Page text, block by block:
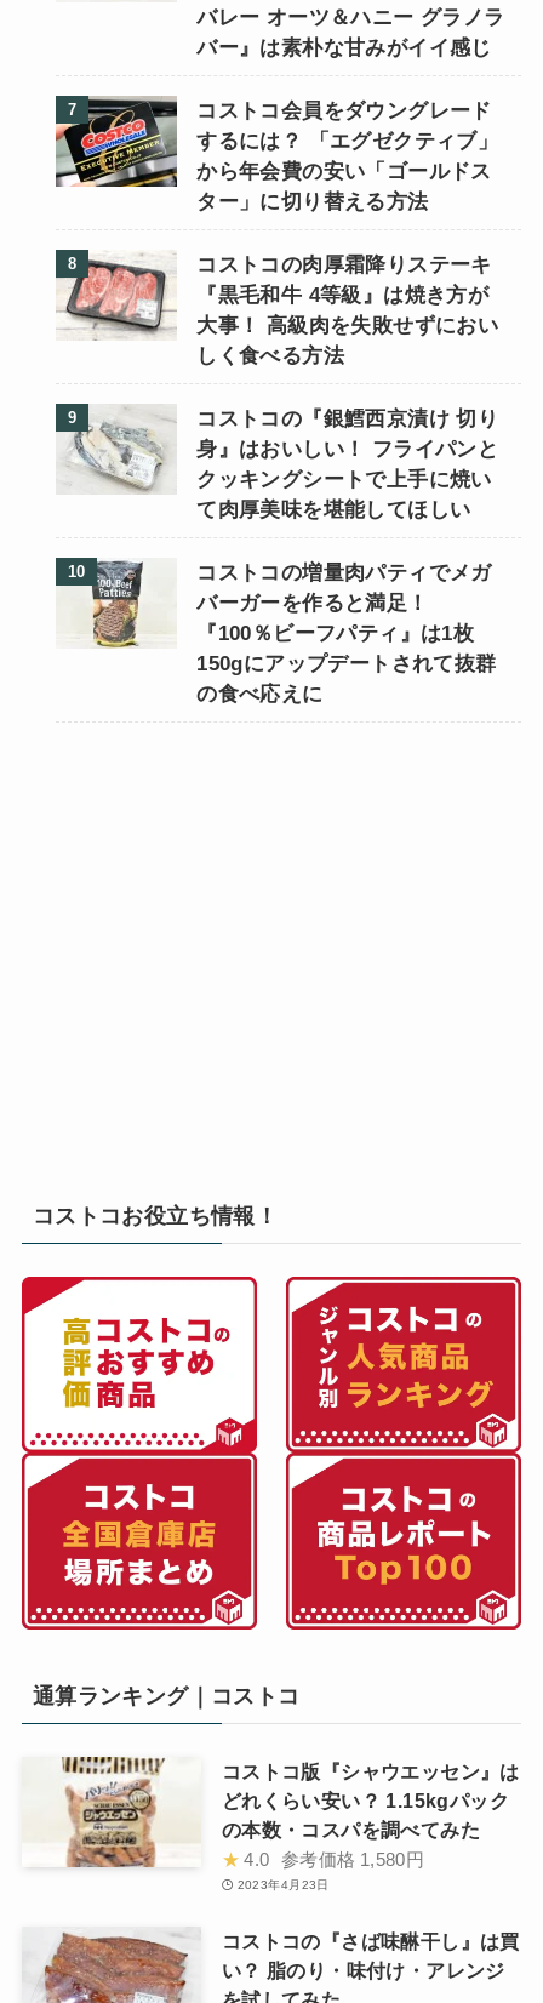
バレー オーツ＆ハニー グラノラ
バー』は素朴な甘みがイイ感じ
コストコ会員をダウングレード
するには？ 「エグゼクティブ」
から年会費の安い「ゴールドス
ター」に切り替える方法
コストコの肉厚霜降りステーキ
『黒毛和牛 4等級』は焼き方が
大事！ 高級肉を失敗せずにおい
しく食べる方法
コストコの『銀鱈西京漬け 切り
身』はおいしい！ フライパンと
クッキングシートで上手に焼い
て肉厚美味を堪能してほしい
コストコの増量肉パティでメガ
バーガーを作ると満足！
『100％ビーフパティ』は1枚
150gにアップデートされて抜群
の食べ応えに
コストコお役立ち情報！
通算ランキング｜コストコ
コストコ版『シャウエッセン』は
どれくらい安い？ 1.15kgパック
の本数・コスパを調べてみた
★ 4.0 参考価格 1,580円
2023年4月23日
コストコの『さば味醂干し』は買
い？ 脂のり・味付け・アレンジ